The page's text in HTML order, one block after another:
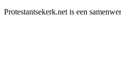
Protestantsekerk.net is een